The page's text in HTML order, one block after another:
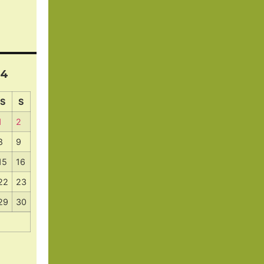
S
S
2
9
16
23
30